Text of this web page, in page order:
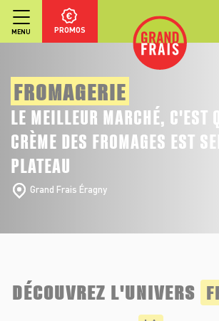
MENU PROMOS
FROMAGERIE
LE MEILLEUR MARCHÉ, C'EST
CRÈME DES FROMAGES EST
PLATEAU
Grand Frais Éragny
DÉCOUVREZ L'UNIVERS